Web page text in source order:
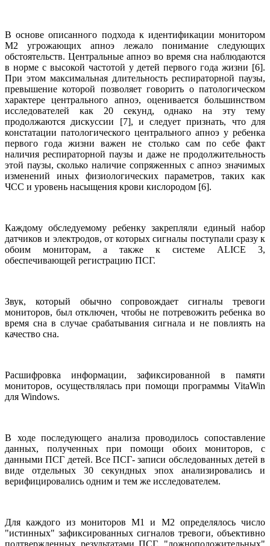
В основе описанного подхода к идентификации монитором
М2 угрожающих апноэ лежало понимание следующих
обстоятельств. Центральные апноэ во время сна наблюдаются
в норме с высокой частотой у детей первого года жизни [6].
При этом максимальная длительность респираторной паузы,
превышение которой позволяет говорить о патологическом
характере центрального апноэ, оценивается большинством
исследователей как 20 секунд, однако на эту тему
продолжаются дискуссии [7], и следует признать, что для
констатации патологического центрального апноэ у ребенка
первого года жизни важен не столько сам по себе факт
наличия респираторной паузы и даже не продолжительность
этой паузы, сколько наличие сопряженных с апноэ значимых
изменений иных физиологических параметров, таких как
ЧСС и уровень насыщения крови кислородом [6].
Каждому обследуемому ребенку закрепляли единый набор
датчиков и электродов, от которых сигналы поступали сразу к
обоим мониторам, а также к системе ALICE 3,
обеспечивающей регистрацию ПСГ.
Звук, который обычно сопровождает сигналы тревоги
мониторов, был отключен, чтобы не потревожить ребенка во
время сна в случае срабатывания сигнала и не повлиять на
качество сна.
Расшифровка информации, зафиксированной в памяти
мониторов, осуществлялась при помощи программы VitaWin
для Windows.
В ходе последующего анализа проводилось сопоставление
данных, полученных при помощи обоих мониторов, с
данными ПСГ детей. Все ПСГ- записи обследованных детей в
виде отдельных 30 секундных эпох анализировались и
верифицировались одним и тем же исследователем.
Для каждого из мониторов М1 и М2 определялось число
"истинных" зафиксированных сигналов тревоги, объективно